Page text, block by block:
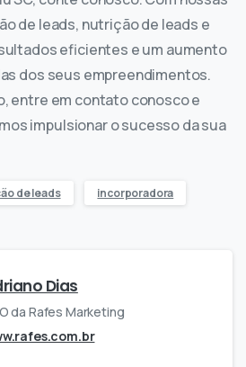
de leads, nutrição de leads e
eficientes e um aumento
dos seus empreendimentos.
entre em contato conosco e
impulsionar o sucesso da sua
de leads incorporadora
Dias
da Rafes Marketing